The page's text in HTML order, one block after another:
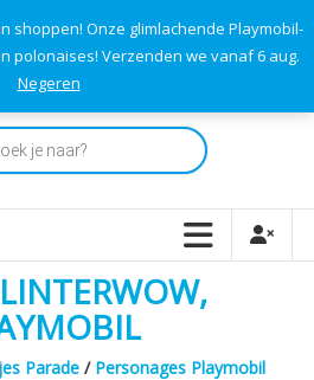
shoppen! Onze glimlachende Playmobil-
polonaises! Verzenden we vanaf 6 aug.
Negeren
TOTAAL
Parade/ Personages Playmobil